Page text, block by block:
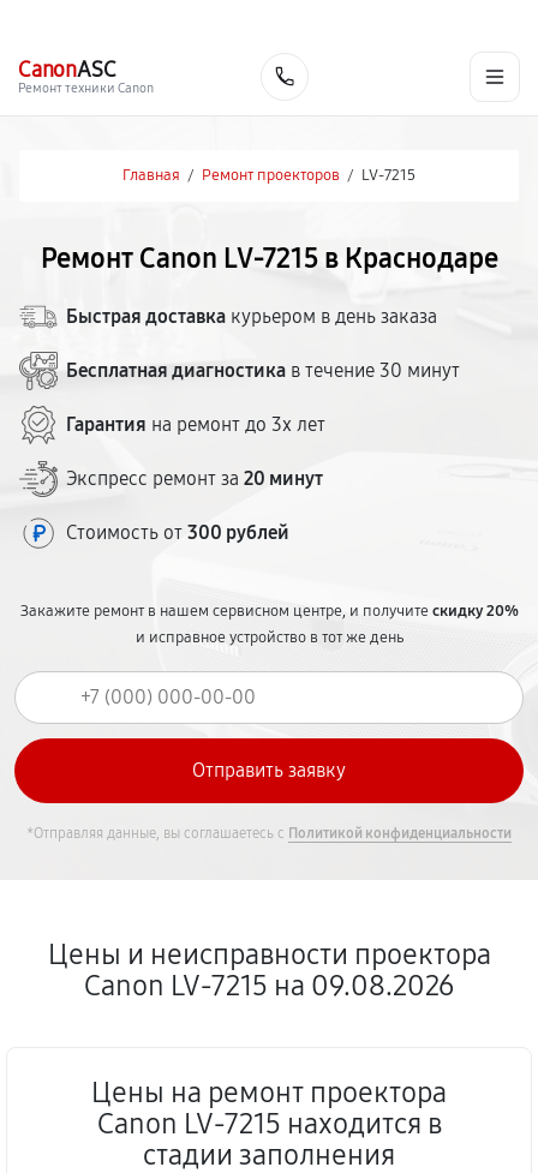
CanonASC
Ремонт техники Canon
Главная / Ремонт проекторов / LV-7215
Ремонт Canon LV-7215 в Краснодаре
Быстрая доставка курьером в день заказа
Бесплатная диагностика в течение 30 минут
Гарантия на ремонт до 3х лет
Экспресс ремонт за 20 минут
Стоимость от 300 рублей
Закажите ремонт в нашем сервисном центре, и получитескидку 20%
и исправное устройство в тот же день
*Отправляя данные, вы соглашаетесь с Политикой конфиденциальности
Цены и неисправности проектора
Canon LV-7215 на 09.08.2026
Цены на ремонт проектора
Canon LV-7215 находится в
стадии заполнения